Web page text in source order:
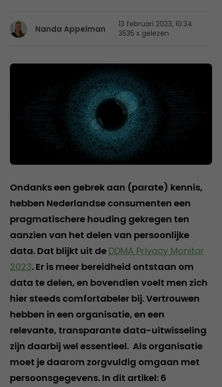
Nanda Appelman
13 februari 2023, 10:34
3535 x gelezen
Ondanks een gebrek aan (parate) kennis,
hebben Nederlandse consumenten een
pragmatischere houding gekregen ten
aanzien van het delen van persoonlijke
data. Dat blijkt uit de DDMA Privacy Monitor
2023. Er is meer bereidheid ontstaan om
data te delen, en bovendien voelt men zich
hier steeds comfortabeler bij. Vertrouwen
hebben in een organisatie, en een
relevante, transparante data-uitwisseling
zijn daarbij wel essentieel. Als organisatie
moet je daarom zorgvuldig omgaan met
persoonsgegevens. In dit artikel: 6